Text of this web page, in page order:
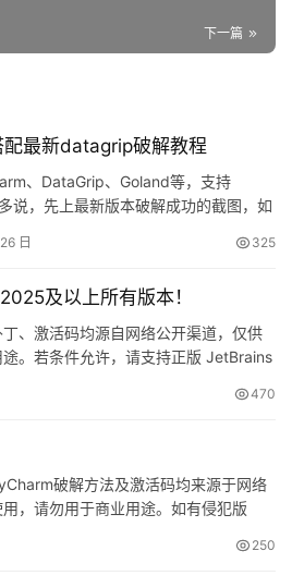
下一篇
最新datagrip破解教程
、DataGrip、Goland等，支持
说，先上最新版本破解成功的截图，如
如何激活DataGrip至 2099 年。 当然
日 325
及以上所有版本！
、激活码均源自网络公开渠道，仅供
。若条件允许，请支持正版 JetBrains
大平台。本教程将手把手演示如何借
470
破解方法及激活码均来源于网络
，请勿用于商业用途。如有侵犯版
集成开发环境，凭借其智能代码补全、
250